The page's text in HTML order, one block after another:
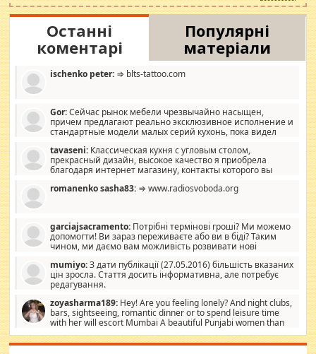
Останні
коментарі
Популярні
матеріали
ischenko peter: ⇒ blts-tattoo.com
Gor:Сейчас рынок мебели чрезвычайно насыщен,
причем предлагают реально эксклюзивное исполнение и
стандартные модели малых серий кухонь, пока видел
стандартные формы, в MebelOk, креативненько и что главное -
со вкусом все в порядке, без ненужных наворотов удорожающих
мебель, а это не последний фактор.
tavaseni: Классическая кухня с угловым столом,
прекрасный дизайн, высокое качество я приобрела
благодаря интернет магазину, контакты которого вы
romanenko sasha83: ⇒ www.radiosvoboda.org
garciajsacramento: Потрібні термінові гроші? Ми можемо
допомогти! Ви зараз переживаєте або ви в біді? Таким
чином, ми даємо вам можливість розвивати нові
допомагати людям, які намагаються дати їм шанс. Кожен
заслуговує на другий шанс, і, оскільки влада не зможе, вони
повинні приймати від інших. Для нас нема багато суми, і зрілість
витрат, а тільки узгоджених сум і нічого іншого. Не чекайте і не
коментуйте цей пост. Введіть суму, яку ви хочете подати, і ми
зв'яжемося з вами з усіма варіантами. зв'яжіться з нами
сьогодні на garciajsacramento@gmail.com Вам потрібні термінові
гроші? Ми можемо допомогти!
mumiyo:З дати публікації (27.05.2016) більшість вказаних
цін зросла. Стаття досить інформативна, але потребує
редагування.
zoyasharma189: Hey! Are you feeling lonely? And night clubs,
bars, sightseeing, romantic dinner or to spend leisure time
with her will escort Mumbai A beautiful Punjabi women than
sexy escort companion in arms that you guys feel like 5 star luxury
hotel had to spend the night in their search for loved solitaire free